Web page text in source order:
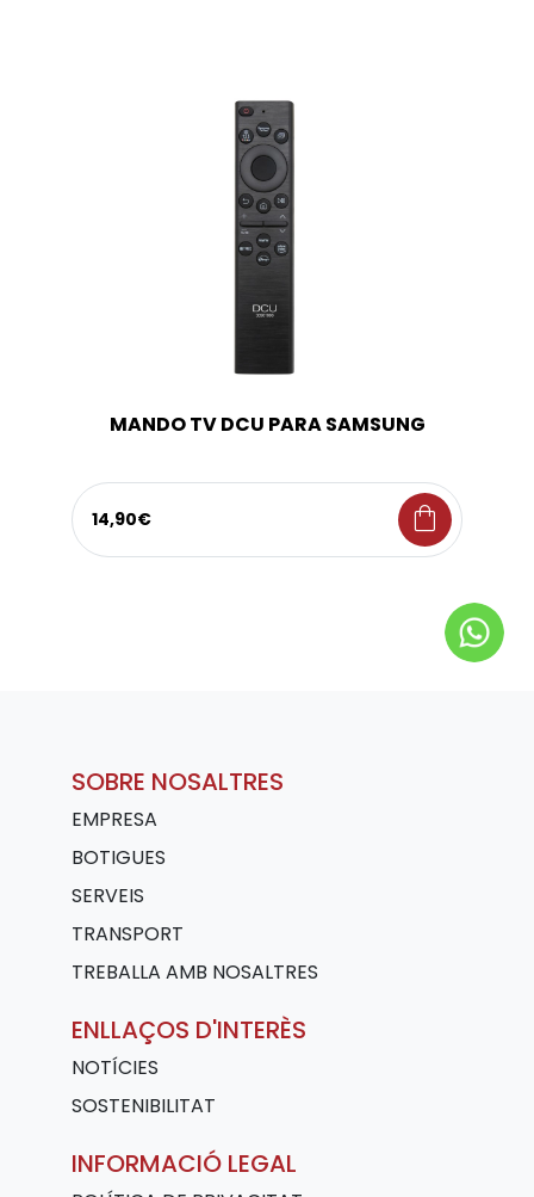
MANDO TV DCU PARA SAMSUNG
14,90€ shopping_bag
SOBRE NOSALTRES
EMPRESA
BOTIGUES
SERVEIS
TRANSPORT
TREBALLA AMB NOSALTRES
ENLLAÇOS D'INTERÈS
NOTÍCIES
SOSTENIBILITAT
INFORMACIÓ LEGAL